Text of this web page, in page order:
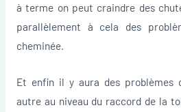
à terme on peut craindre des
parallèlement à cela des
cheminée.
Et enfin il y aura des problèmes
autre au niveau du raccord de la